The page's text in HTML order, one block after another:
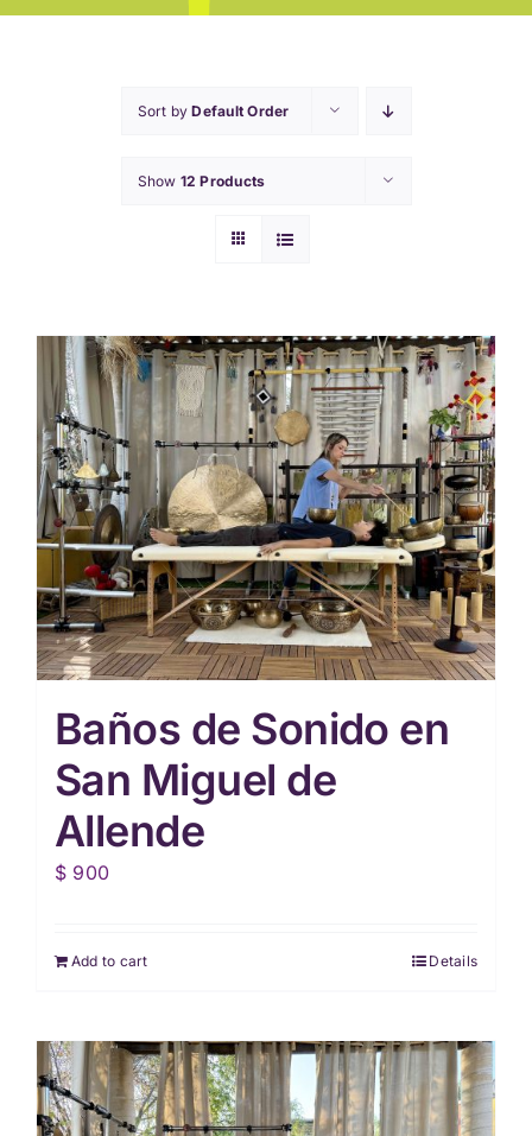
Sort byDefault Order
Show 12 Products
Baños de Sonido en
San Miguel de
Allende
$ 900
Add to cart Details